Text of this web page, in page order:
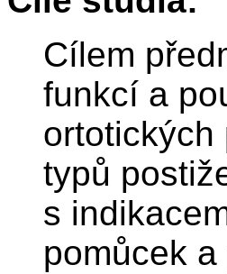
Cílem
funkcí a
ortotických
typů
s
pomůcek